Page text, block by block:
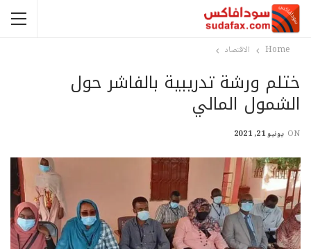
Home الاقتصاد
ختلم ورشة تدريبية بالفاشر حول
الشمول المالي
ON يونيو 21, 2021